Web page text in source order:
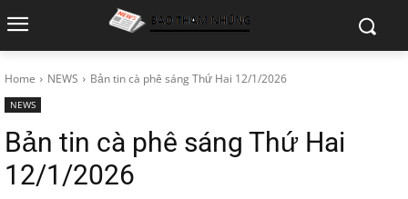
Home NEWS Bản tin cà phê sáng Thứ Hai 12/1/2026
NEWS
Bản tin cà phê sáng Thứ Hai
12/1/2026